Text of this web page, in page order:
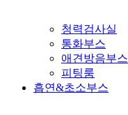
청력검사실
통화부스
애견방음부스
피팅룸
흡연&초소부스